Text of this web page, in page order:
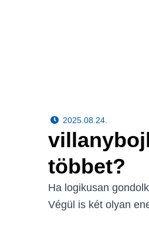
2025.08.24.
többet?
Ha logikusan
Végül is két olyan